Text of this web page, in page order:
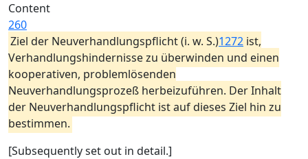
Content
260
Ziel der Neuverhandlungspflicht (i. w. S.)1272 ist,
Verhandlungshindernisse zu überwinden und einen
kooperativen, problemlösenden
Neuverhandlungsprozeß herbeizuführen. Der Inhalt
der Neuverhandlungspflicht ist auf dieses Ziel hin zu
bestimmen.
[Subsequently set out in detail.]